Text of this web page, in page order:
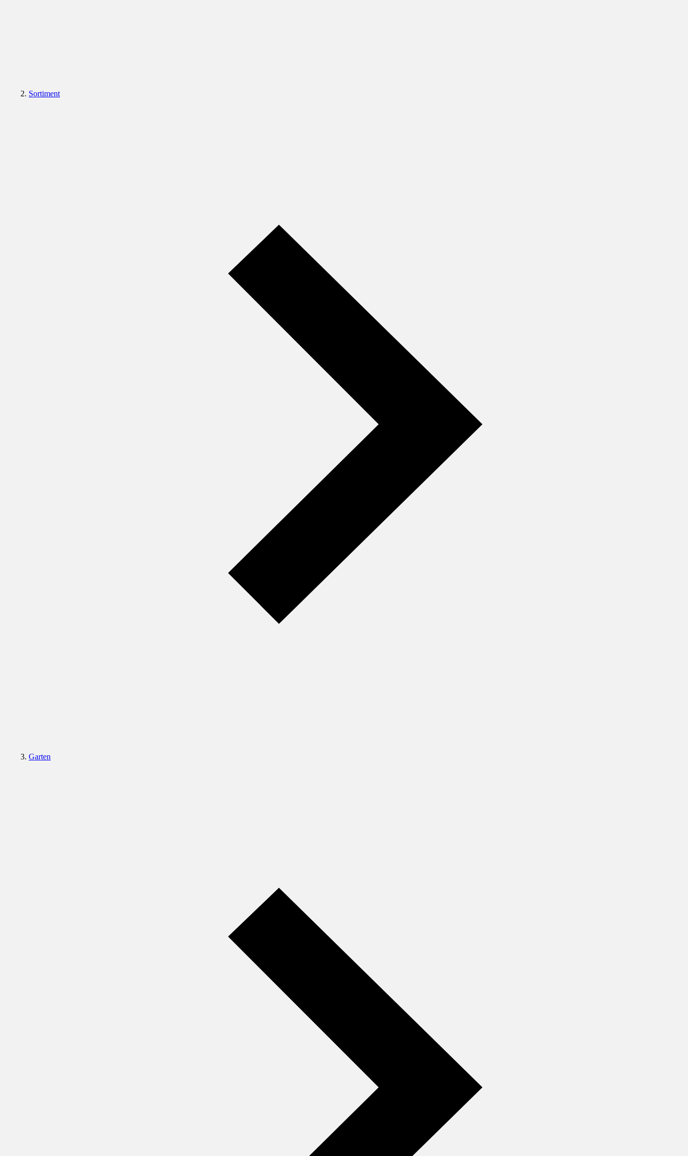
Sortiment
Garten